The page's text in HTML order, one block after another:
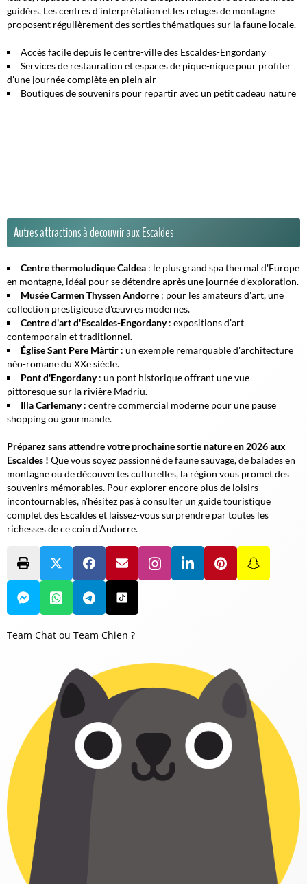
guidées. Les centres d'interprétation et les refuges de montagne
proposent régulièrement des sorties thématiques sur la faune locale.
Accès facile depuis le centre-ville des Escaldes-Engordany
Services de restauration et espaces de pique-nique pour profiter
d'une journée complète en plein air
Boutiques de souvenirs pour repartir avec un petit cadeau nature
Autres attractions à découvrir aux Escaldes
Centre thermoludique Caldea : le plus grand spa thermal d'Europe
en montagne, idéal pour se détendre après une journée d'exploration.
Musée Carmen Thyssen Andorre : pour les amateurs d'art, une
collection prestigieuse d'œuvres modernes.
Centre d'art d'Escaldes-Engordany: expositions d'art
contemporain et traditionnel.
Église Sant Pere Màrtir : un exemple remarquable d'architecture
néo-romane du XXesiècle.
Pont d'Engordany: un pont historique offrant une vue
pittoresque sur la rivière Madriu.
Illa Carlemany: centre commercial moderne pour une pause
shopping ou gourmande.
Préparez sans attendre votre prochaine sortie nature en 2026 aux
Escaldes ! Que vous soyez passionné de faune sauvage, de balades en
montagne ou de découvertes culturelles, la région vous promet des
souvenirs mémorables. Pour explorer encore plus de loisirs
incontournables, n'hésitez pas à consulter un guide touristique
complet des Escaldes et laissez-vous surprendre par toutes les
richesses de ce coin d'Andorre.
Team Chat ou Team Chien ?